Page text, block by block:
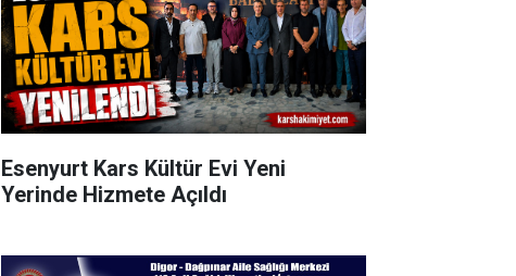
Esenyurt Kars Kültür Evi Yeni
Yerinde Hizmete Açıldı